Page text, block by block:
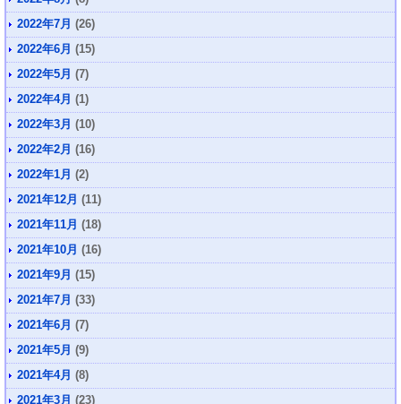
2022年7月 (26)
2022年6月 (15)
2022年5月 (7)
2022年4月 (1)
2022年3月 (10)
2022年2月 (16)
2022年1月 (2)
2021年12月 (11)
2021年11月 (18)
2021年10月 (16)
2021年9月 (15)
2021年7月 (33)
2021年6月 (7)
2021年5月 (9)
2021年4月 (8)
2021年3月 (23)